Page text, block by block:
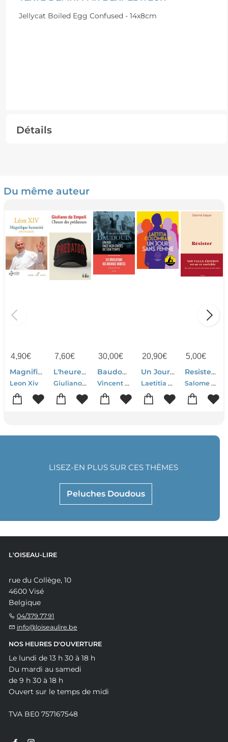
Jellycat Boiled Egg Confused - 14x8cm
Détails
Du même auteur
4,90€
Magnifique Humanite : Encyclique
Leon Xiv
7,60€
L'heure Des Predateurs
Giuliano Da Empoli
30,00€
Baudouin, Un Roi Face Aux Crises De Son Temps
Vincent Dujardin
20,90€
Un Jour Sans Femme
Laetitia Colombani
5,00€
Resister (edition 2026)
Salome Saque
Peluches Doudous
LISEZ-EN PLUS SUR CES THÈMES
L'OISEAU-LIRE
rue du Collège, 10
4600 Visé
Belgique
04/379.77.91
info@loiseaulire.be
NOS HEURES D'OUVERTURE
Le lundi de 13 h 30 à 18 h
Du mardi au samedi
de 9 h 30 à 18 h
Ouvert sur le temps de midi
TVA BE0 757167548